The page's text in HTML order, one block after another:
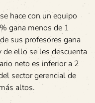
hace con un equipo
gana menos de 1
sus profesores gana
ello se les descuenta
neto es inferior a 2
sector gerencial de
altos.